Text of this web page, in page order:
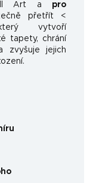
Art a pro
přetřít <
vytvoří
tapety, chrání
zvyšuje jejich